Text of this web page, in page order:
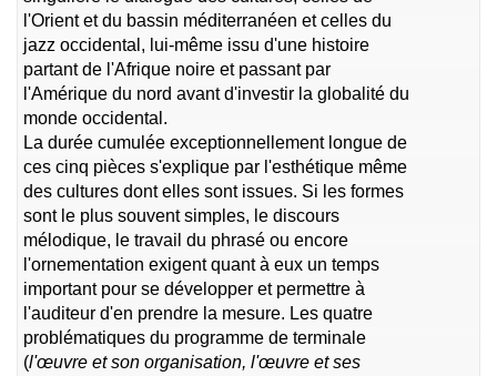
l'Orient et du bassin méditerranéen et celles du
jazz occidental, lui-même issu d'une histoire
partant de l'Afrique noire et passant par
l'Amérique du nord avant d'investir la globalité du
monde occidental.
La durée cumulée exceptionnellement longue de
ces cinq pièces s'explique par l'esthétique même
des cultures dont elles sont issues. Si les formes
sont le plus souvent simples, le discours
mélodique, le travail du phrasé ou encore
l'ornementation exigent quant à eux un temps
important pour se développer et permettre à
l'auditeur d'en prendre la mesure. Les quatre
problématiques du programme de terminale
(l'œuvre et son organisation, l'œuvre et ses